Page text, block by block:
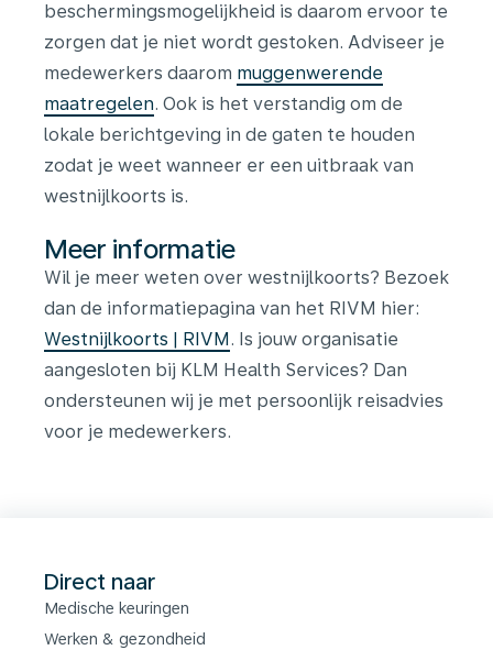
beschermingsmogelijkheid is daarom ervoor te
zorgen dat je niet wordt gestoken. Adviseer je
medewerkers daarom muggenwerende
maatregelen. Ook is het verstandig om de
lokale berichtgeving in de gaten te houden
zodat je weet wanneer er een uitbraak van
westnijlkoorts is.
Meer informatie
Wil je meer weten over westnijlkoorts? Bezoek
dan de informatiepagina van het RIVM hier:
Westnijlkoorts | RIVM . Is jouw organisatie
aangesloten bij KLM Health Services? Dan
ondersteunen wij je met persoonlijk reisadvies
voor je medewerkers.
Direct naar
Medische keuringen
Werken & gezondheid